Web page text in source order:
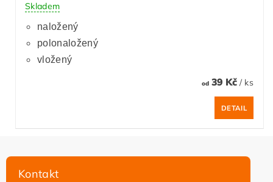
Skladem
naložený
polonaložený
vložený
od39 Kč / ks
DETAIL
Kontakt